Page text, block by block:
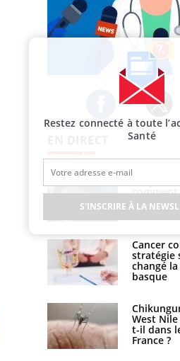
Facebook Twitter
: un
sur
: ce jus
?
empiète
sur nos
Cancer
stratégie
changé
basque
West Nile
t-il dans
France ?
Restez connecté à toute
Santé
S'INSCRIRE À LA